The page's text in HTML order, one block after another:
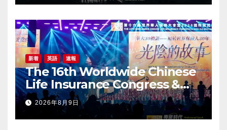
新着 英語 速報
The 16th Worldwide Chinese
Life Insurance Congress &
2026 International Dragon
Award (IDA) Annual
Conference Grandly Held
2026年8月9日